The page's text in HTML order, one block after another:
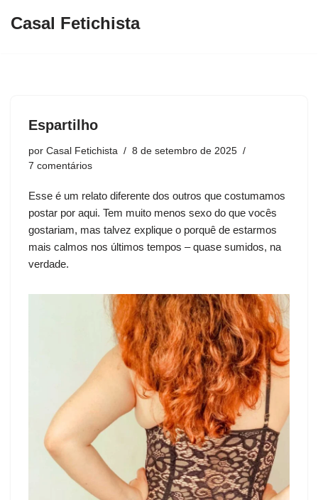
Casal Fetichista
Espartilho
por Casal Fetichista
8 de setembro de 2025
7 comentários
Esse é um relato diferente dos outros que costumamos
postar por aqui. Tem muito menos sexo do que vocês
gostariam, mas talvez explique o porquê de estarmos
mais calmos nos últimos tempos – quase sumidos, na
verdade.